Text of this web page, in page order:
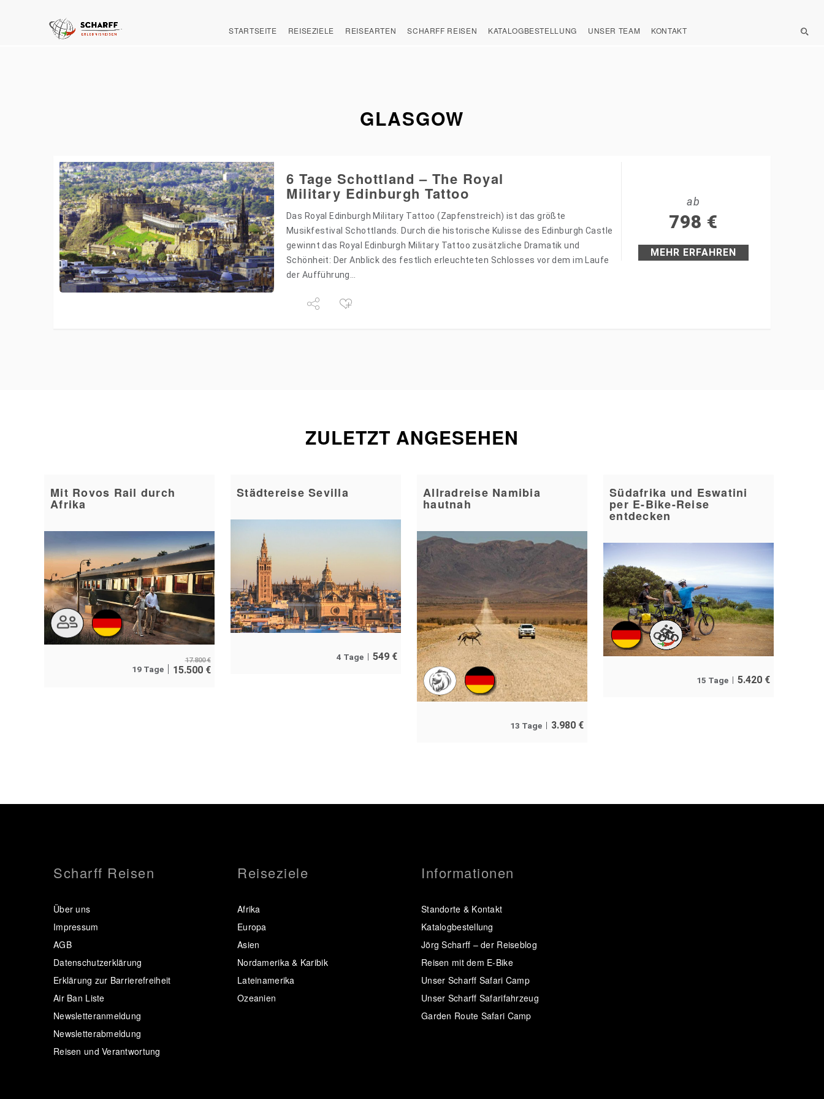
STARTSEITE REISEZIELE REISEARTEN SCHARFF REISEN KATALOGBESTELLUNG UNSER TEAM KONTAKT
GLASGOW
6 Tage Schottland – The Royal
Military Edinburgh Tattoo
Das Royal Edinburgh Military Tattoo (Zapfenstreich) ist das größte
Musikfestival Schottlands. Durch die historische Kulisse des Edinburgh Castle
gewinnt das Royal Edinburgh Military Tattoo zusätzliche Dramatik und
Schönheit: Der Anblick des festlich erleuchteten Schlosses vor dem im Laufe
der Aufführung…
ab
798 €
MEHR ERFAHREN
ZULETZT ANGESEHEN
Mit Rovos Rail durch
Afrika
19 Tage
17.800 €
15.500 €
Städtereise Sevilla
4 Tage 549 €
Allradreise Namibia
hautnah
13 Tage 3.980 €
Südafrika und Eswatini
per E-Bike-Reise
entdecken
15 Tage 5.420 €
Scharff Reisen
Über uns
Impressum
AGB
Datenschutzerklärung
Erklärung zur Barrierefreiheit
Air Ban Liste
Newsletteranmeldung
Newsletterabmeldung
Reisen und Verantwortung
Reiseziele
Afrika
Europa
Asien
Nordamerika & Karibik
Lateinamerika
Ozeanien
Informationen
Standorte & Kontakt
Katalogbestellung
Jörg Scharff – der Reiseblog
Reisen mit dem E-Bike
Unser Scharff Safari Camp
Unser Scharff Safarifahrzeug
Garden Route Safari Camp